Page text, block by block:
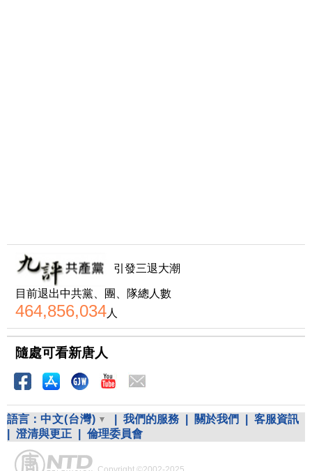
引發三退大潮
目前退出中共黨、團、隊總人數
464,856,034人
隨處可看新唐人
語言： 中文(台灣) 我們的服務 關於我們
客服資訊
澄清與更正 倫理委員會